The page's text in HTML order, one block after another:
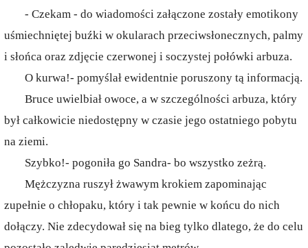
- Czekam - do wiadomości załączone zostały emotikony
uśmiechniętej buźki w okularach przeciwsłonecznych, palmy
i słońca oraz zdjęcie czerwonej i soczystej połówki arbuza.
O kurwa!- pomyślał ewidentnie poruszony tą informacją.
Bruce uwielbiał owoce, a w szczególności arbuza, który
był całkowicie niedostępny w czasie jego ostatniego pobytu
na ziemi.
Szybko!- pogoniła go Sandra- bo wszystko zeżrą.
Mężczyzna ruszył żwawym krokiem zapominając
zupełnie o chłopaku, który i tak pewnie w końcu do nich
dołączy. Nie zdecydował się na bieg tylko dlatego, że do celu